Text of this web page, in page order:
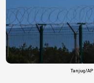
Tanjug/